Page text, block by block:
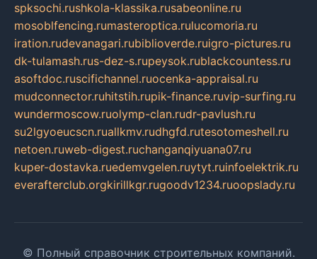
spksochi.rushkola-klassika.rusabeonline.ru
mosoblfencing.rumasteroptica.rulucomoria.ru
iration.rudevanagari.rubiblioverde.ruigro-pictures.ru
dk-tulamash.rus-dez-s.rupeysok.rublackcountess.ru
asoftdoc.ruscifichannel.ruocenka-appraisal.ru
mudconnector.ruhitstih.rupik-finance.ruvip-surfing.ru
wundermoscow.ruolymp-clan.rudr-pavlush.ru
su2lgyoeucscn.ruallkmv.rudhgfd.rutesotomeshell.ru
netoen.ruweb-digest.ruchanganqiyuana07.ru
kuper-dostavka.ruedemvgelen.ruytyt.ruinfoelektrik.ru
everafterclub.orgkirillkgr.rugoodv1234.ruoopslady.ru
© Полный справочник строительных компаний.